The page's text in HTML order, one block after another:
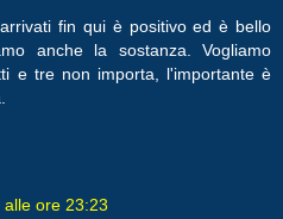
fin qui è positivo ed è bello
anche la sostanza. Vogliamo
e tre non importa, l'importante è
ore 23:23